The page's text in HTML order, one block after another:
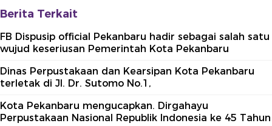
Berita Terkait
FB Dispusip official Pekanbaru hadir sebagai salah satu
wujud keseriusan Pemerintah Kota Pekanbaru
Dinas Perpustakaan dan Kearsipan Kota Pekanbaru
terletak di Jl. Dr. Sutomo No.1,
Kota Pekanbaru mengucapkan. Dirgahayu
Perpustakaan Nasional Republik Indonesia ke 45 Tahun